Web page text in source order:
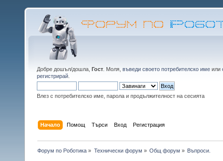
Добре дошъл/дошла, Гост . Моля, въведи своето потребителско име или
регистрирай
Влез с потребителско име, парола и продължителност на сесията
Начало Помощ Търси Вход Регистрация
Форум по Роботика » Технически форум » Общ форум » Въпроси.